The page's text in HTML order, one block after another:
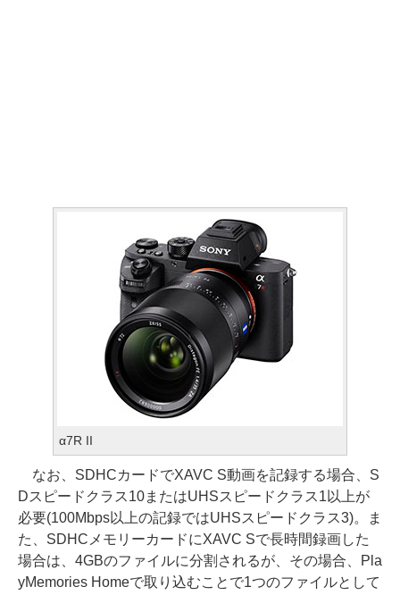
α7R II
なお、SDHCカードでXAVC S動画を記録する場合、S
Dスピードクラス10またはUHSスピードクラス1以上が
必要(100Mbps以上の記録ではUHSスピードクラス3)。ま
た、SDHCメモリーカードにXAVC Sで長時間録画した
場合は、4GBのファイルに分割されるが、その場合、Pla
yMemories Homeで取り込むことで1つのファイルとして